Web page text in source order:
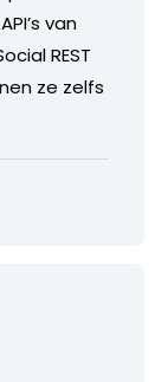
van
REST
ze zelfs